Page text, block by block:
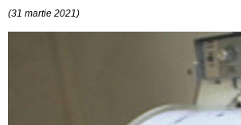
(31 martie 2021)